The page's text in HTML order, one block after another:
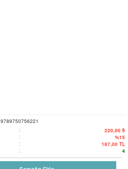
9789750756221
: 220,00 ₺
: %15
: 187,00 TL
: 4